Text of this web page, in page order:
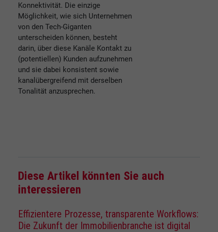
Konnektivität. Die einzige
Möglichkeit, wie sich Unternehmen
von den Tech-Giganten
unterscheiden können, besteht
darin, über diese Kanäle Kontakt zu
(potentiellen) Kunden aufzunehmen
und sie dabei konsistent sowie
kanalübergreifend mit derselben
Tonalität anzusprechen.
Diese Artikel könnten Sie auch
interessieren
Effizientere Prozesse, transparente Workflows:
Die Zukunft der Immobilienbranche ist digital